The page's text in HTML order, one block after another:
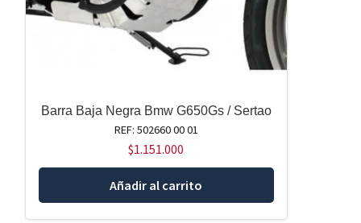
Barra Baja Negra Bmw G650Gs / Sertao
REF: 502660 00 01
$1.151.000
Añadir al carrito